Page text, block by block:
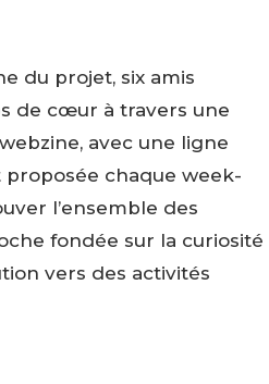
du projet, six amis
de cœur à travers une
avec une ligne
proposée chaque week-
l’ensemble des
fondée sur la curiosité
vers des activités